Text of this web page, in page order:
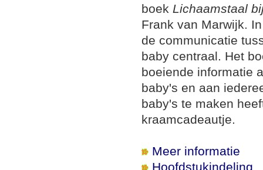
boek Lichaamstaal
Frank van Marwijk.
de communicatie
baby centraal. Het
boeiende informatie
baby's en aan
baby's te maken
kraamcadeautje.
Meer informatie
Hoofdstukindeling